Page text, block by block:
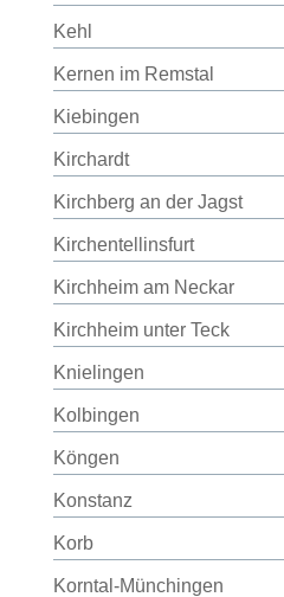
Kehl
Kernen im Remstal
Kiebingen
Kirchardt
Kirchberg an der Jagst
Kirchentellinsfurt
Kirchheim am Neckar
Kirchheim unter Teck
Knielingen
Kolbingen
Köngen
Konstanz
Korb
Korntal-Münchingen